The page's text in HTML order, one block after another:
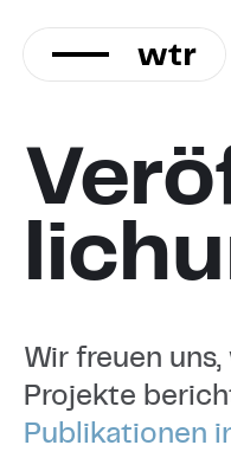
Wir freuen
Projekte
Publikationen